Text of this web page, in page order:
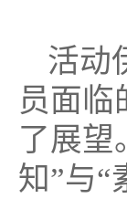
活动
员面临
了展望
知”与“